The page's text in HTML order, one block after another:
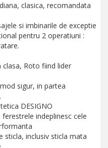
clasica, recomandata
si imbinarile de exceptie
pentru 2 operatiuni :
clasa, Roto fiind lider
sigur, in partea
DESIGNO
indeplinesc cele
sticla, inclusiv sticla mata